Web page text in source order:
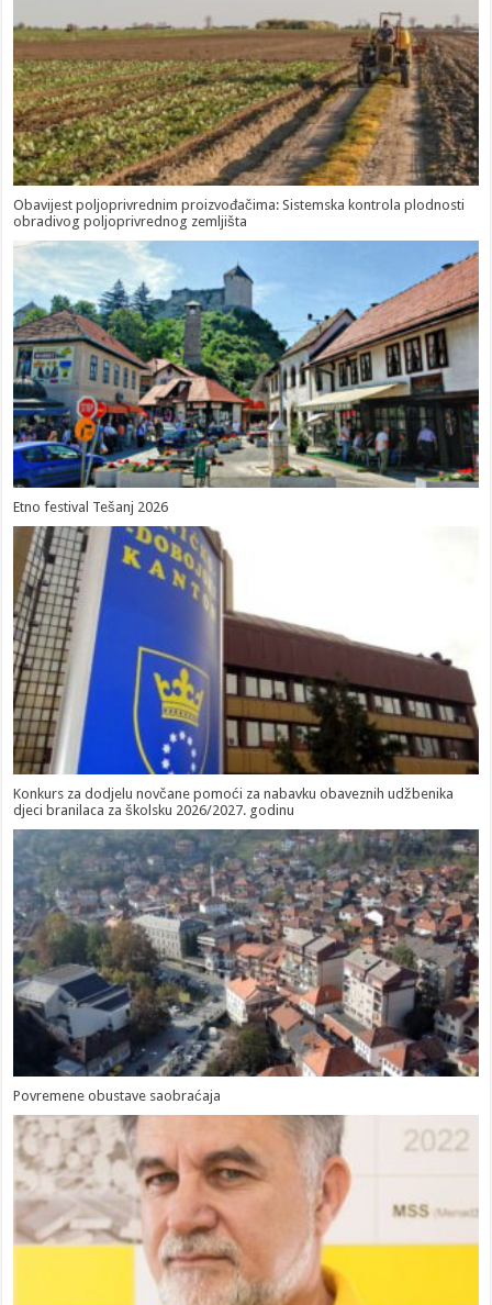
Obavijest poljoprivrednim proizvođačima: Sistemska kontrola plodnosti
obradivog poljoprivrednog zemljišta
Etno festival Tešanj 2026
Konkurs za dodjelu novčane pomoći za nabavku obaveznih udžbenika
djeci branilaca za školsku 2026/2027. godinu
Povremene obustave saobraćaja